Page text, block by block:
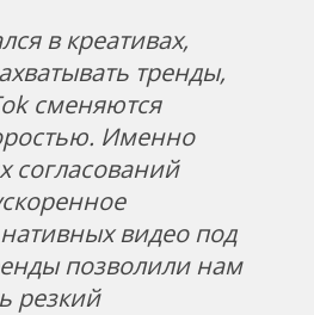
в креативах,
тренды,
сменяются
Именно
согласований
видео под
позволили нам
резкий